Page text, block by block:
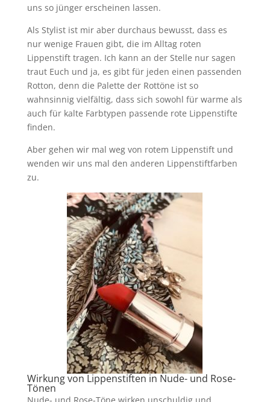
uns so jünger erscheinen lassen.
Als Stylist ist mir aber durchaus bewusst, dass es
nur wenige Frauen gibt, die im Alltag roten
Lippenstift tragen. Ich kann an der Stelle nur sagen
traut Euch und ja, es gibt für jeden einen passenden
Rotton, denn die Palette der Rottöne ist so
wahnsinnig vielfältig, dass sich sowohl für warme als
auch für kalte Farbtypen passende rote Lippenstifte
finden.
Aber gehen wir mal weg von rotem Lippenstift und
wenden wir uns mal den anderen Lippenstiftfarben
zu.
Wirkung von Lippenstiften in Nude- und Rose-
Tönen